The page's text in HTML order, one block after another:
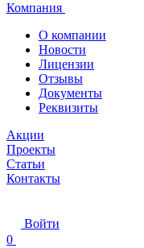
Компания
О компании
Новости
Лицензии
Отзывы
Документы
Реквизиты
Акции
Проекты
Статьи
Контакты
Войти
0